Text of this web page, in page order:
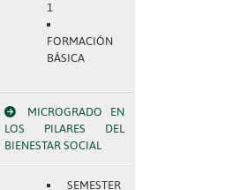
1
FORMACIÓN
BÁSICA
MICROGRADO EN
LOS PILARES DEL
BIENESTAR SOCIAL
SEMESTER